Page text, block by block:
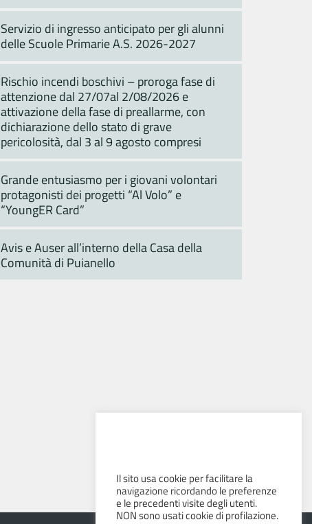
Servizio di ingresso anticipato per gli alunni
delle Scuole Primarie A.S. 2026-2027
Rischio incendi boschivi – proroga fase di
attenzione dal 27/07al 2/08/2026 e
attivazione della fase di preallarme, con
dichiarazione dello stato di grave
pericolosità, dal 3 al 9 agosto compresi
Grande entusiasmo per i giovani volontari
protagonisti dei progetti “Al Volo” e
“YoungER Card”
Avis e Auser all’interno della Casa della
Comunità di Puianello
Il sito usa cookie per facilitare la
navigazione ricordando le preferenze
e le precedenti visite degli utenti.
NON sono usati cookie di profilazione.